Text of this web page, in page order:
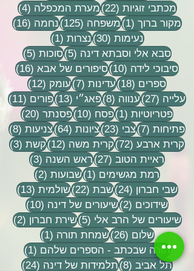
מכתבי זוגיות (22) 22 פוסטים
מערת המכפלה (4)
4 פוסטים
מקור ברוך (1) פוסט 1
משפחה (125) 125 פוסטים
נחמה (16)
16 פוסטים
נעימות (30) 30 פוסטים
נצרות (1)
פוסט 1
סבא אלי וסבתא דינה (5) 5 פוסטיםסוכות (5)
5 פוסטים
סיבוכי לידה (10) 10 פוסטים
סיפורים של אבא (16)
16 פוסטים
ספרים (18) 18 פוסטים
עדינות (7) 7 פוסטיםעומק (12)
12 פוסטים
עלייה (27) 27 פוסטים
ענווה (8) 8 פוסטיםפאג״י (13) 13 פוסטים
פורים (11)
11
פטריוטיות (1) פוסט 1
פסח (10) 10 פוסטים
פסנתר (20)
20 פוסטים
פתיחות (7) 7 פוסטיםצבי (23) 23 פוסטים
ציונות (64) 64 פוסטים
צניעות (8)
8 פוסטים
קרית ארבע (72) 72 פוסטים
קרית משה (12) 12 פוסטים
קשת (3)
3 פוסטים
ראיית הטוב (27) 27 פוסטים
ראש השנה (3)
3 פוסטים
רמת מגשימים (1) פוסט 1
שבועות (2)
2 פוסטים
שבי חברון (24) 24 פוסטים
שבת (22) 22 פוסטים
שולמית (13)
13 פוסטים
שידוכים (2) 2 פוסטיםשיעורים של דינה (10)
10 פוסטים
שיעורים של הרב אלי (5) 5 פוסטיםשירת חברון (2)
2 פוסטים
שלום (26) 26 פוסטים
שמחת תורה (1)
פוסט 1
תורה שבכתב - הספרים שלהם (1)
פוסט 1
תל אביב (8) 8 פוסטיםתלמידות של דינה (24)
24 פוסטים